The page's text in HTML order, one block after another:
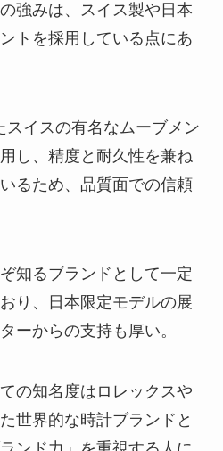
強みは、スイス製や日本
トを採用している点にあ
スイスの有名なムーブメン
し、精度と耐久性を兼ね
るため、品質面での信頼
知るブランドとして一定
り、日本限定モデルの展
ーからの支持も厚い。
の知名度はロレックスや
世界的な時計ブランドと